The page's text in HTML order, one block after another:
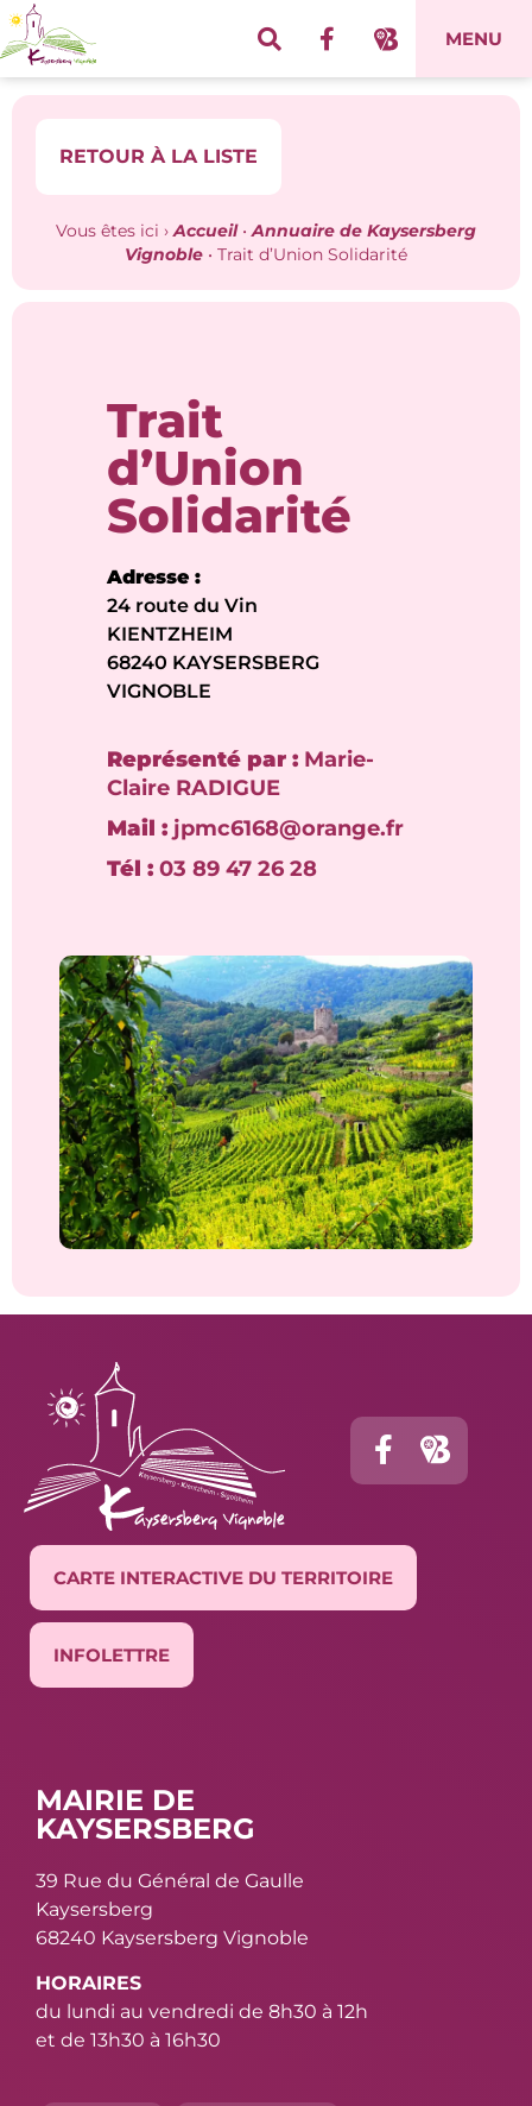
MENU
RETOUR À LA LISTE
Vous êtes ici › Accueil• Annuaire de Kaysersberg
Vignoble • Trait d’Union Solidarité
Trait
d’Union
Solidarité
Adresse :
24 route du Vin
KIENTZHEIM
68240 KAYSERSBERG
VIGNOBLE
Représenté par : Marie-
Claire RADIGUE
Mail : jpmc6168@orange.fr
Tél : 03 89 47 26 28
CARTE INTERACTIVE DU TERRITOIRE
INFOLETTRE
MAIRIE DE
KAYSERSBERG
39 Rue du Général de Gaulle
Kaysersberg
68240 Kaysersberg Vignoble
HORAIRES
du lundi au vendredi de 8h30 à 12h
et de 13h30 à 16h30
Panneau de gestion des cookies